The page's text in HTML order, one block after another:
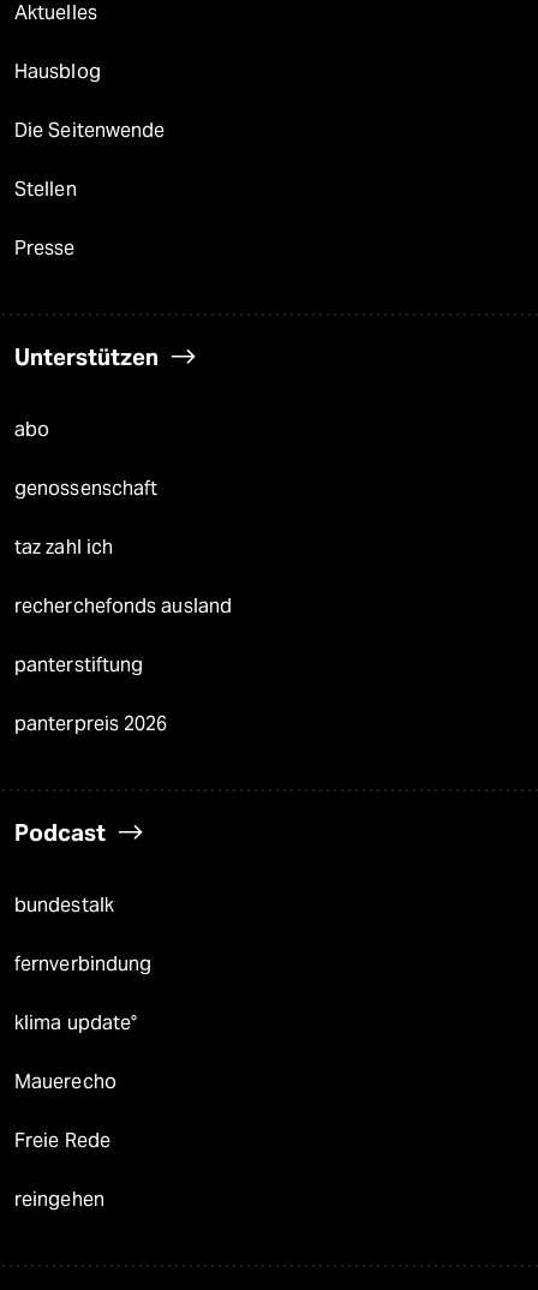
Aktuelles
Hausblog
Die Seitenwende
Stellen
Presse
Unterstützen
abo
genossenschaft
taz zahl ich
recherchefonds ausland
panterstiftung
panterpreis 2026
Podcast
bundestalk
fernverbindung
klima update°
Mauerecho
Freie Rede
reingehen